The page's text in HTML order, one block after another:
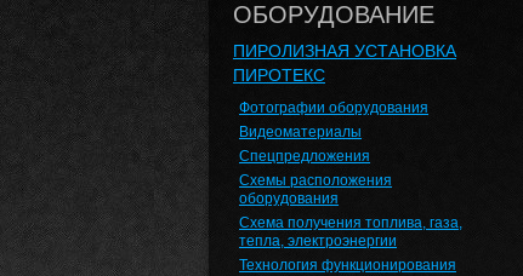
ОБОРУДОВАНИЕ
ПИРОЛИЗНАЯ УСТАНОВКА
ПИРОТЕКС
Фотографии оборудования
Видеоматериалы
Спецпредложения
Схемы расположения
оборудования
Cхема получения топлива, газа,
тепла, электроэнергии
Технология функционирования